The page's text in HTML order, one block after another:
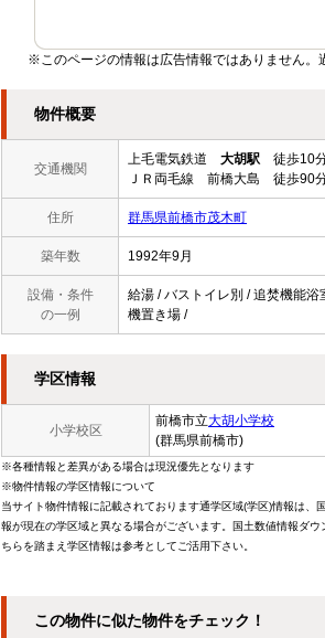
※このページの情報は広告情報ではありません。
物件概要
交通機関
上毛電気鉄道 大胡駅 徒歩10
ＪＲ両毛線 前橋大島 徒歩90
住所 群馬県前橋市茂木町
築年数 1992年9月
設備・条件
の一例
給湯 / バストイレ別 / 追焚機能
機置き場 /
学区情報
小学校区
前橋市立大胡小学校
(群馬県前橋市)
※各種情報と差異がある場合は現況優先となります
※物件情報の学区情報について
当サイト物件情報に記載されております通学区域(学区)情報は
報が現在の学区域と異なる場合がございます。国土数値情報ダ
ちらを踏まえ学区情報は参考としてご活用下さい。
この物件に似た物件をチェック！